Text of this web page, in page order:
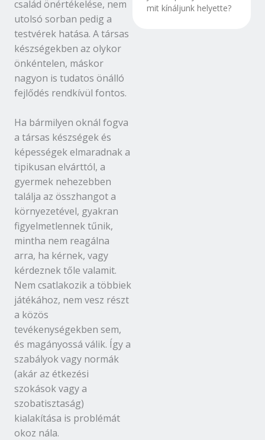
család önértékelése, nem
utolsó sorban pedig a
testvérek hatása. A társas
készségekben az olykor
önkéntelen, máskor
nagyon is tudatos önálló
fejlődés rendkívül fontos.
Ha bármilyen oknál fogva
a társas készségek és
képességek elmaradnak a
tipikusan elvárttól, a
gyermek nehezebben
találja az összhangot a
környezetével, gyakran
figyelmetlennek tűnik,
mintha nem reagálna
arra, ha kérnek, vagy
kérdeznek tőle valamit.
Nem csatlakozik a többiek
játékához, nem vesz részt
a közös
tevékenységekben sem,
és magányossá válik. Így a
szabályok vagy normák
(akár az étkezési
szokások vagy a
szobatisztaság)
kialakítása is problémát
okoz nála.
mit kínáljunk helyette?